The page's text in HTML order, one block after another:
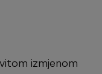
izmjenom